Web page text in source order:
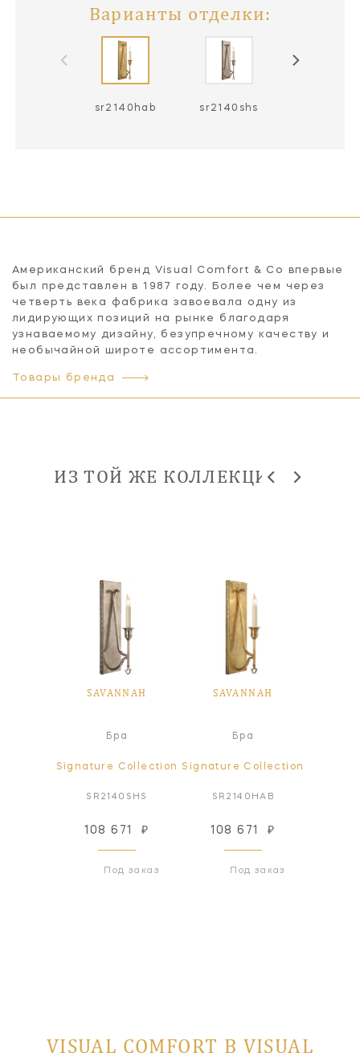
Варианты отделки:
sr2140hab sr2140shs
Американский бренд Visual Comfort & Co впервые
был представлен в 1987 году. Более чем через
четверть века фабрика завоевала одну из
лидирующих позиций на рынке благодаря
узнаваемому дизайну, безупречному качеству и
необычайной широте ассортимента.
Товары бренда
ИЗ ТОЙ ЖЕ КОЛЛЕКЦИИ
SAVANNAH
Бра
Signature Collection
SR2140SHS
108 671 ₽
Под заказ
SAVANNAH
Бра
Signature Collection
SR2140HAB
108 671 ₽
Под заказ
VISUAL COMFORT В VISUAL